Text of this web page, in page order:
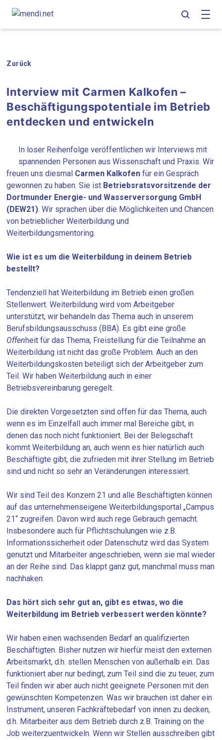
main
content
footer
Zurück
Interview mit Carmen Kalkofen –
Beschäftigungspotentiale im Betrieb
entdecken und entwickeln
In loser Reihenfolge veröffentlichen wir Interviews mit
spannenden Personen aus Wissenschaft und Praxis. Wir
freuen uns diesmal Carmen Kalkofen für ein Gespräch
gewonnen zu haben. Sie ist Betriebsratsvorsitzende der
Dortmunder Energie- und Wasserversorgung GmbH
(DEW21). Wir sprachen über die Möglichkeiten und Chancen
von betrieblicher Weiterbildung und
Weiterbildungsmentoring.
Wie ist es um die Weiterbildung in deinem Betrieb
bestellt?
Tendenziell hat Weiterbildung im Betrieb einen großen
Stellenwert. Weiterbildung wird vom Arbeitgeber
unterstützt, wir behandeln das Thema auch in unserem
Berufsbildungsausschuss (BBA). Es gibt eine große
Offenheit für das Thema, Freistellung für die Teilnahme an
Weiterbildung ist nicht das große Problem. Auch an den
Weiterbildungskosten beteiligt sich der Arbeitgeber zum
Teil. Wir haben Weiterbildung auch in einer
Betriebsvereinbarung geregelt.
Die direkten Vorgesetzten sind offen für das Thema, auch
wenn es im Einzelfall auch immer mal Bereiche gibt, in
denen das noch nicht funktioniert. Bei der Belegschaft
kommt Weiterbildung an, auch wenn es hier natürlich auch
Beschäftigte gibt, die zufrieden mit ihrer Stellung im Betrieb
sind und nicht so sehr an Veränderungen interessiert.
Wir sind Teil des Konzern 21 und alle Beschäftigten können
auf das unternehmenseigene Weiterbildungsportal „Campus
21“ zugreifen. Davon wird auch rege Gebrauch gemacht.
Insbesondere auch für Pflichtschulungen wie z.B.
Informationssicherheit oder Datenschutz wird das System
genutzt und Mitarbeiter angeschrieben, wenn sie mal wieder
an der Reihe sind. Das klappt ganz gut, manchmal muss man
nachhaken.
Das hört sich sehr gut an, gibt es etwas, wo die
Weiterbildung im Betrieb verbessert werden könnte?
Wir haben einen wachsenden Bedarf an qualifizierten
Beschäftigten. Bisher nutzen wir hierfür meist den externen
Arbeitsmarkt, d.h. stellen Menschen von außerhalb ein. Das
funktioniert aber nur bedingt, zum Teil sind die zu teuer, zum
Teil finden wir aber auch nicht geeignete Personen mit den
gewünschten Kompetenzen. Was wir brauchen ist daher ein
Instrument, unseren Fachkräftebedarf von innen zu decken,
d.h. Mitarbeiter aus dem Betrieb durch z.B. Training on the
Job weiterzuentwickeln. Wenn wir Stellen ausschreiben gibt